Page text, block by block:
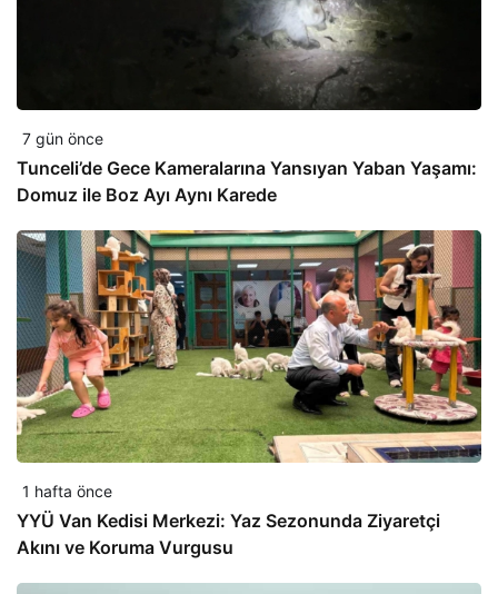
7 gün önce
Tunceli’de Gece Kameralarına Yansıyan Yaban Yaşamı:
Domuz ile Boz Ayı Aynı Karede
1 hafta önce
YYÜ Van Kedisi Merkezi: Yaz Sezonunda Ziyaretçi
Akını ve Koruma Vurgusu